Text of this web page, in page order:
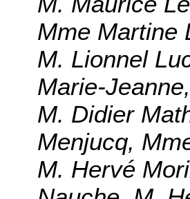
Mme Martine
M. Lionnel
Marie-
M. Didier
Menjucq,
M. Hervé